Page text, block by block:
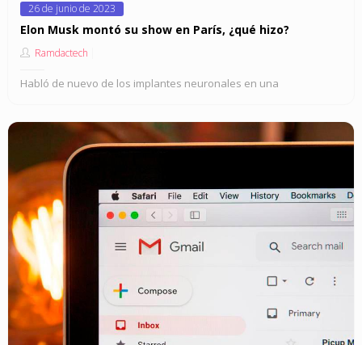
Posted
26 de junio de 2023
Elon Musk montó su show en París, ¿qué hizo?
Ramdactech
Habló de nuevo de los implantes neuronales en una